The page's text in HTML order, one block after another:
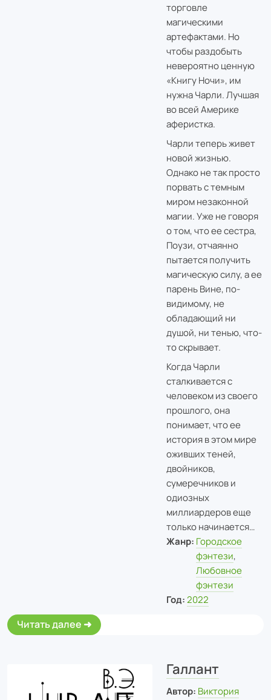
торговле
магическими
артефактами. Но
чтобы раздобыть
невероятно ценную
«Книгу Ночи», им
нужна Чарли. Лучшая
во всей Америке
аферистка.
Чарли теперь живет
новой жизнью.
Однако не так просто
порвать с темным
миром незаконной
магии. Уже не говоря
о том, что ее сестра,
Поузи, отчаянно
пытается получить
магическую силу, а ее
парень Вине, по-
видимому, не
обладающий ни
душой, ни тенью, что-
то скрывает.
Когда Чарли
сталкивается с
человеком из своего
прошлого, она
понимает, что ее
история в этом мире
оживших теней,
двойников,
сумеречников и
одиозных
миллиардеров еще
только начинается…
Жанр: Городское
фэнтези,
Любовное
фэнтези
Год: 2022
Читать далее
Галлант
Автор: Виктория